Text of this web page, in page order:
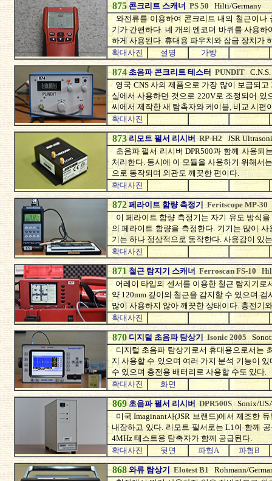
875 콘크리트 스캐너 PS 50 Hilti/Germany
와전류를 이용하여 콘크리트 내의 철근이나
기가 간편하다. 네 개의 엔코더 바퀴를 사용
하게 사용된다. 휴대용 파우치와 잠금 장치가
확대사진
설명 가방
874 초음파 콘크리트 테스터PUNDIT
영국 CNS 사의 제품으로 가장 많이 보급되
실에서 사용하던 것으로 220V로 조정되어
씨에서 제작한 새 탐촉자와 케이블, 비교 시편
확대사진
873 리모트 펄서 리시버 RP-H2 JSR
초음파 펄서 리시버 DPR500과 함께 사용되
처리한다. 동시에 이 모듈을 사용하기 위해서
으로 동작되며 외관도 깨끗한 편이다.
확대사진
872 페라이트 함량 측정기Feritscope MP-30
이 페라이트 함량 측정기는 자기 유도 방식
의 페라이트 함량을 측정한다. 기기는 많이
기는 하나 정상적으로 동작한다. 사용감이 있
확대사진
871 철근 탐지기 스캐너 Ferroscan FS-10
어레이 타입의 센서를 이용한 철근 탐지기로
약 120mm 깊이의 철근을 감지할 수 있으며
많이 사용하지 않아 깨끗한 상태이다. 충전기
확대사진
870 디지털 초음파 탐상기Isonic 2005
디지털 초음파 탐상기로서 휴대용으로서는
지 사용할 수 있으며 여러 가지 분석 기능이
수 있으며 충전용 배터리로 사용할 수도 있다.
확대사진
화면
869 초음파 펄서 리시버 DPR500S Sonix/
미국 Imaginant사(JSR 브랜드)에서 제조한
내장하고 있다. 리모트 펄서로는 L1이 함께
4MHz 테스트용 탐촉자가 함께 공급된다.
확대사진
뒷면 파형A 파형B
868 와류 탐상기 Elotest B1 Rohmann/